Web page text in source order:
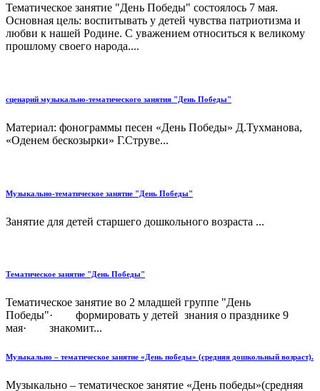
Тематическое занятие "День Победы" состоялось 7 мая.
Основная цель: воспитывать у детей чувства патриотизма и
любви к нашей Родине. С уважением относиться к великому
прошлому своего народа....
сценарий музыкально-тематического занятия "День Победы"
Материал: фонограммы песен «День Победы» Д.Тухманова,
«Оденем бескозырки» Г.Струве...
Музыкально-тематическое занятие "День Победы"
Занятие для детей старшего дошкольного возраста ...
Тематическое занятие "День Победы"
Тематическое занятие во 2 младшей группе "День
Победы"· формировать у детей знания о празднике 9
мая· знакомит...
Музыкально – тематическое занятие «День победы» (средняя дошкольный возраст).
Музыкально – тематическое занятие «День победы»(средняя